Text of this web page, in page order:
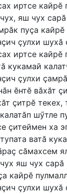
иртсе кайрӗ
чух, яш чух сарӑ
пуҫа кайрӗ
ҫулхи шухӑ
иртсе кайрӗ
кукамай
ҫулхи
ӗнтӗ вӑхӑт
ҫитрӗ текех,
калатӑп шӳтле
ҫитеймен ха
тупата ватӑ
сӑмахсем
чух яш чух сарӑ
кайрӗ
ҫулхи шухӑ